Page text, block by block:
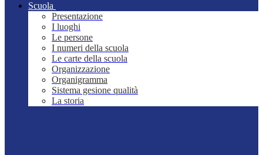
Scuola
Presentazione
I luoghi
Le persone
I numeri della scuola
Le carte della scuola
Organizzazione
Organigramma
Sistema gesione qualità
La storia